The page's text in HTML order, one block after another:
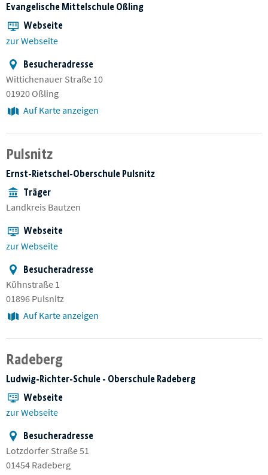
Evangelische Mittelschule Oßling
Webseite
zur Webseite
Besucheradresse
Wittichenauer Straße 10
01920 Oßling
Auf Karte anzeigen
Pulsnitz
Ernst-Rietschel-Oberschule Pulsnitz
Träger
Landkreis Bautzen
Webseite
zur Webseite
Besucheradresse
Kühnstraße 1
01896 Pulsnitz
Auf Karte anzeigen
Radeberg
Ludwig-Richter-Schule - Oberschule Radeberg
Webseite
zur Webseite
Besucheradresse
Lotzdorfer Straße 51
01454 Radeberg